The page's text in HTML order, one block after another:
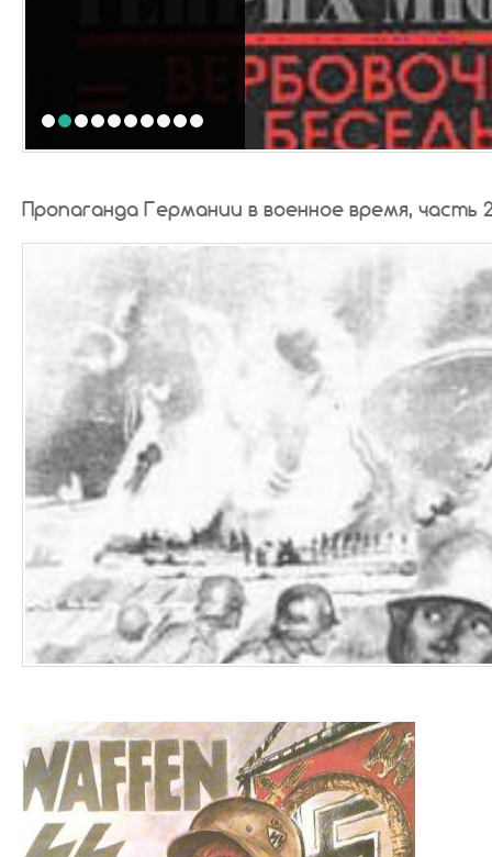
1 2 3 4 5 6 7 8 9
Пропаганда Германии в военное время, часть